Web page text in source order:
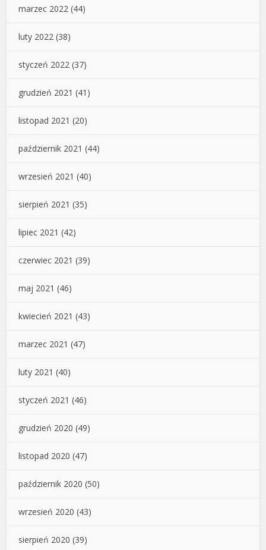
marzec 2022 (44)
luty 2022 (38)
styczeń 2022 (37)
grudzień 2021 (41)
listopad 2021 (20)
październik 2021 (44)
wrzesień 2021 (40)
sierpień 2021 (35)
lipiec 2021 (42)
czerwiec 2021 (39)
maj 2021 (46)
kwiecień 2021 (43)
marzec 2021 (47)
luty 2021 (40)
styczeń 2021 (46)
grudzień 2020 (49)
listopad 2020 (47)
październik 2020 (50)
wrzesień 2020 (43)
sierpień 2020 (39)